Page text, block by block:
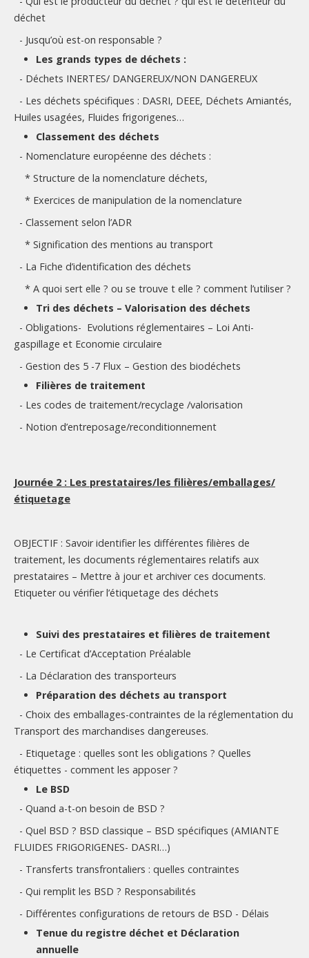
déchet
- Jusqu’où est-on responsable ?
Les grands types de déchets :
- Déchets INERTES/ DANGEREUX/NON DANGEREUX
- Les déchets spécifiques : DASRI, DEEE, Déchets Amiantés,
Huiles usagées, Fluides frigorigenes…
Classement des déchets
- Nomenclature européenne des déchets :
* Structure de la nomenclature déchets,
* Exercices de manipulation de la nomenclature
- Classement selon l’ADR
* Signification des mentions au transport
- La Fiche d’identification des déchets
* A quoi sert elle ? ou se trouve t elle ? comment l’utiliser ?
Tri des déchets – Valorisation des déchets
- Obligations- Evolutions réglementaires – Loi Anti-
gaspillage et Economie circulaire
- Gestion des 5 -7 Flux – Gestion des biodéchets
Filières de traitement
- Les codes de traitement/recyclage /valorisation
- Notion d’entreposage/reconditionnement
Journée 2 : Les prestataires/les filières/emballages/
étiquetage
OBJECTIF : Savoir identifier les différentes filières de
traitement, les documents réglementaires relatifs aux
prestataires – Mettre à jour et archiver ces documents.
Etiqueter ou vérifier l’étiquetage des déchets
Suivi des prestataires et filières de traitement
- Le Certificat d’Acceptation Préalable
- La Déclaration des transporteurs
Préparation des déchets au transport
- Choix des emballages-contraintes de la réglementation du
Transport des marchandises dangereuses.
- Etiquetage : quelles sont les obligations ? Quelles
étiquettes - comment les apposer ?
Le BSD
- Quand a-t-on besoin de BSD ?
- Quel BSD ? BSD classique – BSD spécifiques (AMIANTE
FLUIDES FRIGORIGENES- DASRI…)
- Transferts transfrontaliers : quelles contraintes
- Qui remplit les BSD ? Responsabilités
- Différentes configurations de retours de BSD - Délais
Tenue du registre déchet et Déclaration
annuelle